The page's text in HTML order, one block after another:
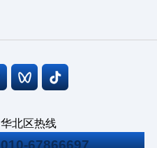
华北区热线
010-67866697